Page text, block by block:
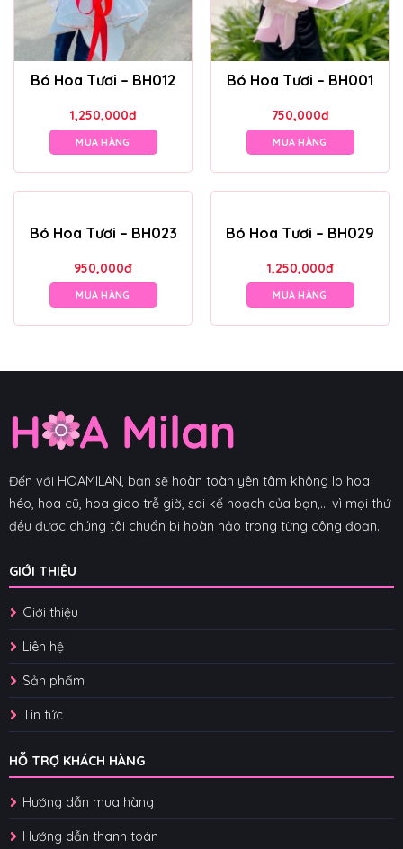
Bó Hoa Tươi – BH012
1,250,000đ
MUA HÀNG
Bó Hoa Tươi – BH001
750,000đ
MUA HÀNG
Bó Hoa Tươi – BH023
950,000đ
MUA HÀNG
Bó Hoa Tươi – BH029
1,250,000đ
MUA HÀNG
Đến với HOAMILAN, bạn sẽ hoàn toàn yên tâm không lo hoa
héo, hoa cũ, hoa giao trễ giờ, sai kế hoạch của bạn,... vì mọi thứ
đều được chúng tôi chuẩn bị hoàn hảo trong từng công đoạn.
GIỚI THIỆU
Giới thiệu
Liên hệ
Sản phẩm
Tin tức
HỖ TRỢ KHÁCH HÀNG
Hướng dẫn mua hàng
Hướng dẫn thanh toán